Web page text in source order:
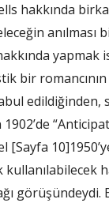
hakkında
anılması
yapmak
bir
edildiğinden,
[Sayfa 10]
görüşündeydi.